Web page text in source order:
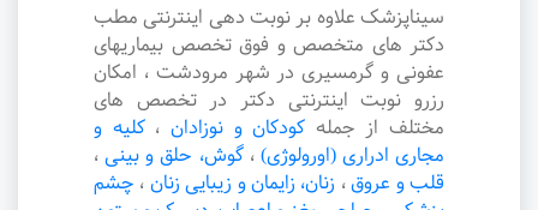
سیناپزشک علاوه بر نوبت دهی اینترنتی مطب
دکتر های متخصص و فوق تخصص بیماریهای
عفونی و گرمسیری در شهر مرودشت ، امکان
رزرو نوبت اینترنتی دکتر در تخصص های
مختلف از جمله کودکان و نوزادان ،کلیه و
مجاری ادراری (اورولوژی) ،گوش، حلق و بینی ،
قلب و عروق، زنان، زایمان و زیبایی زنان ، چشم